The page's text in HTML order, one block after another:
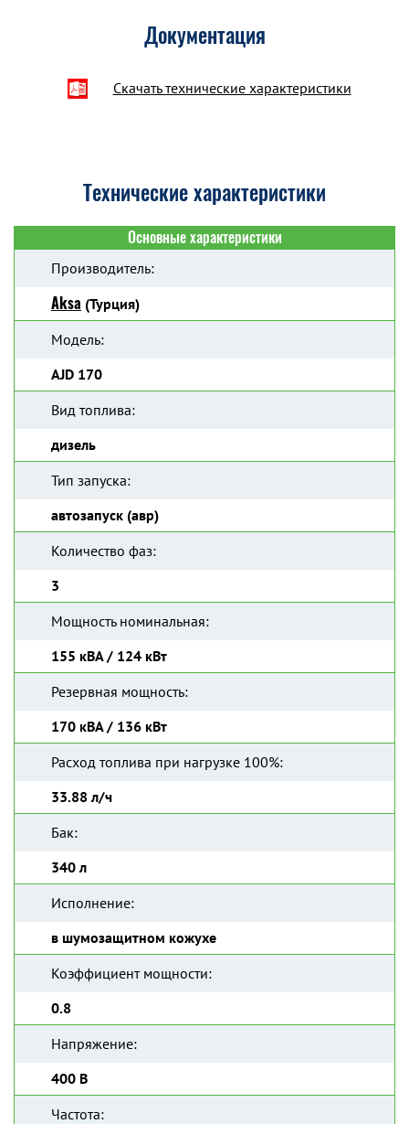
Документация
Скачать технические характеристики
Технические характеристики
Основные характеристики
Производитель:
Aksa (Турция)
Модель:
AJD 170
Вид топлива:
дизель
Тип запуска:
автозапуск (авр)
Количество фаз:
3
Мощность номинальная:
155 кВА / 124 кВт
Резервная мощность:
170 кВА / 136 кВт
Расход топлива при нагрузке 100%:
33.88 л/ч
Бак:
340 л
Исполнение:
в шумозащитном кожухе
Коэффициент мощности:
0.8
Напряжение:
400 В
Частота: